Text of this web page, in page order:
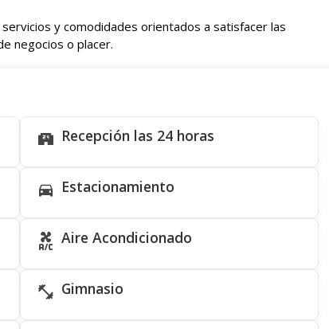
CONSULTA
y comodidades orientados a satisfacer las
negocios o placer.
Recepción las 24 horas
Estacionamiento
Aire Acondicionado
Gimnasio